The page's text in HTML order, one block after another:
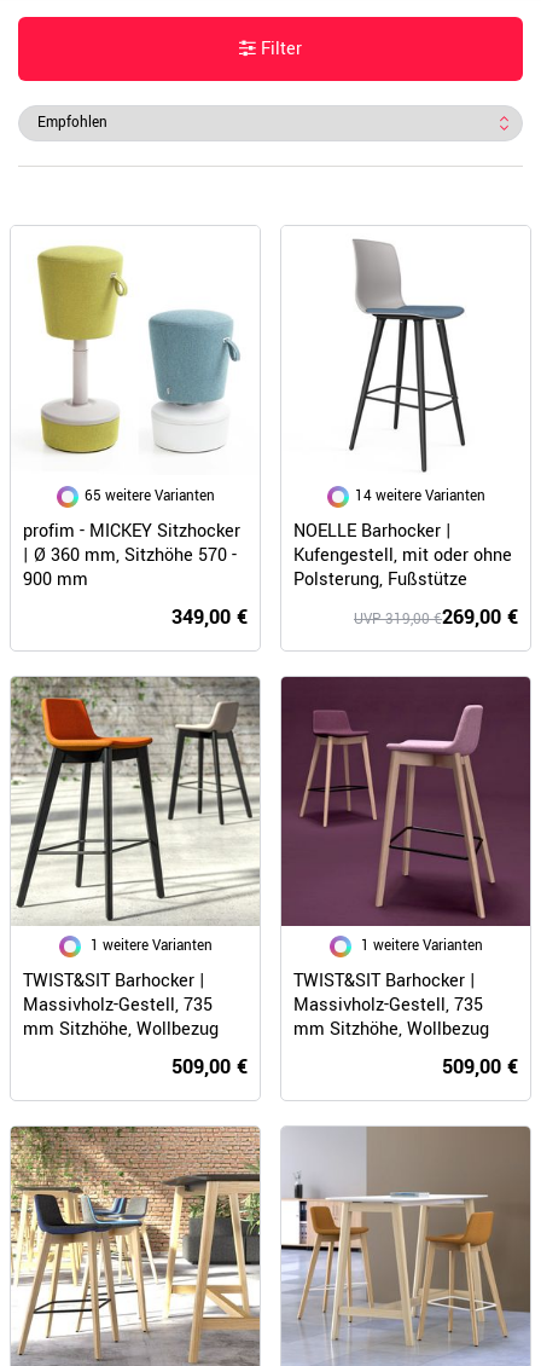
Filter
65 weitere Varianten
profim - MICKEY Sitzhocker
| Ø 360 mm, Sitzhöhe 570 -
900 mm
349,00 €
14 weitere Varianten
NOELLE Barhocker |
Kufengestell, mit oder ohne
Polsterung, Fußstütze
269,00 €
UVP 319,00 €
1 weitere Varianten
TWIST&SIT Barhocker |
Massivholz-Gestell, 735
mm Sitzhöhe, Wollbezug
509,00 €
1 weitere Varianten
TWIST&SIT Barhocker |
Massivholz-Gestell, 735
mm Sitzhöhe, Wollbezug
509,00 €